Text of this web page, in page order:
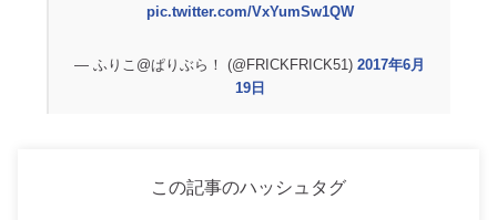
pic.twitter.com/VxYumSw1QW
— ふりこ@ぱりぶら！ (@FRICKFRICK51) 2017年6月
19日
この記事のハッシュタグ